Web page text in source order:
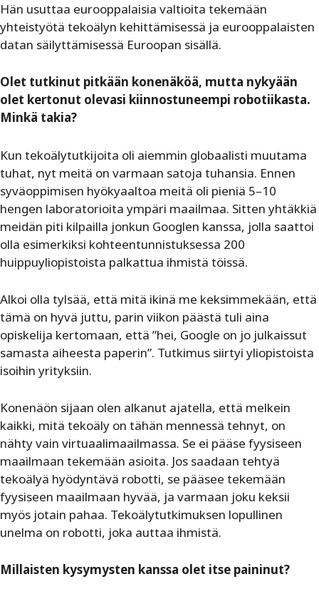
Hän usuttaa eurooppalaisia valtioita tekemään
yhteistyötä tekoälyn kehittämisessä ja eurooppalaisten
datan säilyttämisessä Euroopan sisällä.
Olet tutkinut pitkään konenäköä, mutta nykyään
olet kertonut olevasi kiinnostuneempi robotiikasta.
Minkä takia?
Kun tekoälytutkijoita oli aiemmin globaalisti muutama
tuhat, nyt meitä on varmaan satoja tuhansia. Ennen
syväoppimisen hyökyaaltoa meitä oli pieniä 5–10
hengen laboratorioita ympäri maailmaa. Sitten yhtäkkiä
meidän piti kilpailla jonkun Googlen kanssa, jolla saattoi
olla esimerkiksi kohteentunnistuksessa 200
huippuyliopistoista palkattua ihmistä töissä.
Alkoi olla tylsää, että mitä ikinä me keksimmekään, että
tämä on hyvä juttu, parin viikon päästä tuli aina
opiskelija kertomaan, että ”hei, Google on jo julkaissut
samasta aiheesta paperin”. Tutkimus siirtyi yliopistoista
isoihin yrityksiin.
Konenäön sijaan olen alkanut ajatella, että melkein
kaikki, mitä tekoäly on tähän mennessä tehnyt, on
nähty vain virtuaalimaailmassa. Se ei pääse fyysiseen
maailmaan tekemään asioita. Jos saadaan tehtyä
tekoälyä hyödyntävä robotti, se pääsee tekemään
fyysiseen maailmaan hyvää, ja varmaan joku keksii
myös jotain pahaa. Tekoälytutkimuksen lopullinen
unelma on robotti, joka auttaa ihmistä.
Millaisten kysymysten kanssa olet itse paininut?